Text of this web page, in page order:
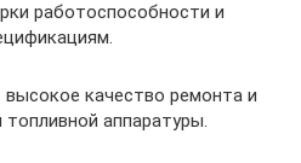
работоспособности и
качество ремонта и
аппаратуры.